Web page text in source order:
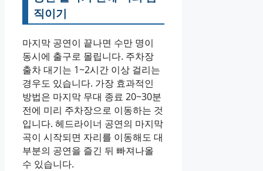
직이기
마지막 공연이 끝나면 수만 명이
동시에 출구로 몰립니다. 주차장
출차 대기는 1~2시간 이상 걸리는
경우도 있습니다. 가장 효과적인
방법은 마지막 무대 종료 20~30분
전에 미리 주차장으로 이동하는 것
입니다. 헤드라이너 공연의 마지막
곡이 시작되면 자리를 이동해도 대
부분의 공연을 즐긴 뒤 빠져나올
수 있습니다.